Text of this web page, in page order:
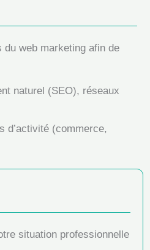
web marketing afin de
naturel (SEO), réseaux
d’activité (commerce,
situation professionnelle